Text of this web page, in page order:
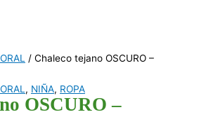
/ Chaleco tejano OSCURO –
, NIÑA, ROPA
OSCURO –